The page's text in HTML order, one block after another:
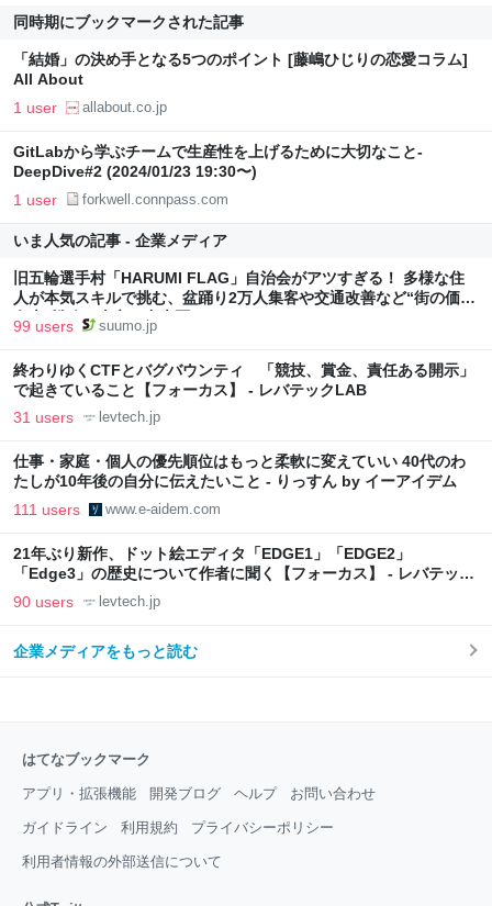
同時期にブックマークされた記事
「結婚」の決め手となる5つのポイント [藤嶋ひじりの恋愛コラム]
All About
1 user allabout.co.jp
GitLabから学ぶチームで生産性を上げるために大切なこと-
DeepDive#2 (2024/01/23 19:30〜)
1 user forkwell.connpass.com
いま人気の記事 - 企業メディア
旧五輪選手村「HARUMI FLAG」自治会がアツすぎる！ 多様な住
人が本気スキルで挑む、盆踊り2万人集客や交通改善など“街の価値
向上”戦略 東京・中央区
99 users suumo.jp
終わりゆくCTFとバグバウンティ 「競技、賞金、責任ある開示」
で起きていること【フォーカス】 - レバテックLAB
31 users levtech.jp
仕事・家庭・個人の優先順位はもっと柔軟に変えていい 40代のわ
たしが10年後の自分に伝えたいこと - りっすん by イーアイデム
111 users www.e-aidem.com
21年ぶり新作、ドット絵エディタ「EDGE1」「EDGE2」
「Edge3」の歴史について作者に聞く【フォーカス】 - レバテック
LAB
90 users levtech.jp
企業メディアをもっと読む
はてなブックマーク
アプリ・拡張機能 開発ブログ ヘルプ お問い合わせ
ガイドライン 利用規約 プライバシーポリシー
利用者情報の外部送信について